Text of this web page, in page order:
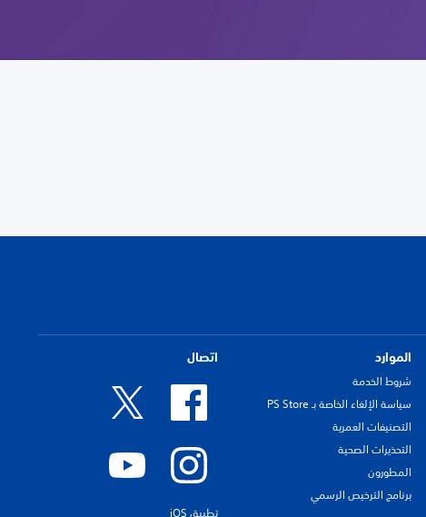
الموارد
شروط الخدمة
سياسة الإلغاء الخاصة بـ PS Store
التصنيفات العمرية
التحذيرات الصحية
المطورون
برنامج الترخيص الرسمي
اتصال
تطبيق iOS